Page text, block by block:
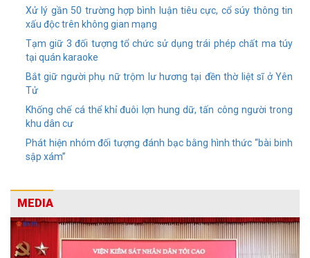
Xử lý gần 50 trường hợp bình luận tiêu cực, cổ súy thông tin
xấu độc trên không gian mạng
Tạm giữ 3 đối tượng tổ chức sử dụng trái phép chất ma túy
tại quán karaoke
Bắt giữ người phụ nữ trộm lư hương tại đền thờ liệt sĩ ở Yên
Tử
Khống chế cá thể khỉ đuôi lợn hung dữ, tấn công người trong
khu dân cư
Phát hiện nhóm đối tượng đánh bạc bằng hình thức “bài binh
sập xám”
MEDIA